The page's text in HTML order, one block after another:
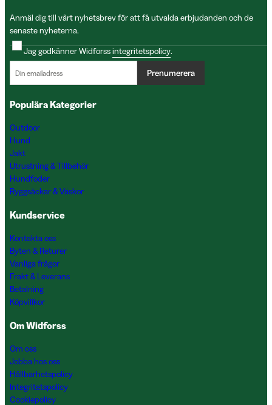
Anmäl dig till vårt nyhetsbrev för att få utvalda erbjudanden och de
senaste nyheterna.
Jag godkänner Widforssintegritetspolicy.
Prenumerera
Populära Kategorier
Outdoor
Hund
Jakt
Utrustning & Tillbehör
Hundfoder
Ryggsäckar & Väskor
Kundservice
Kontakta oss
Byten & Returer
Vanliga frågor
Frakt & Leverans
Betalning
Köpvillkor
Om Widforss
Om oss
Jobba hos oss
Hållbarhetspolicy
Integritetspolicy
Cookiepolicy